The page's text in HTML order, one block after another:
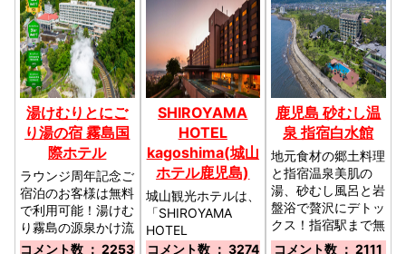
湯けむりとにご
り湯の宿 霧島国
際ホテル
ラウンジ周年記念ご
宿泊のお客様は無料
で利用可能！湯けむ
り霧島の源泉かけ流
しの天然温泉を心ゆ
コメント数 ： 2253
SHIROYAMA
HOTEL
kagoshima(城山
ホテル鹿児島)
城山観光ホテルは、
「SHIROYAMA
HOTEL
kagoshima」へ名
コメント数 ： 3274
鹿児島 砂むし温
泉 指宿白水館
地元食材の郷土料理
と指宿温泉美肌の
湯、砂むし風呂と岩
盤浴で贅沢にデトッ
クス！指宿駅まで無
料送迎あり♪／ＪＲ
コメント数 ： 2111